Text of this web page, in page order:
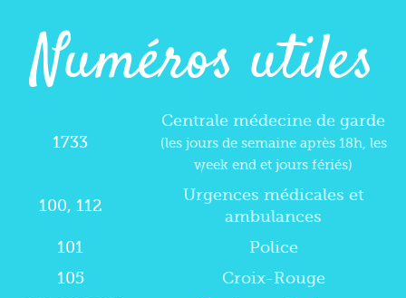
Numéros utiles
1733
Centrale médecine de garde
(les jours de semaine après 18h, les
week end et jours fériés)
100, 112
Urgences médicales et
ambulances
101
Police
105
Croix-Rouge